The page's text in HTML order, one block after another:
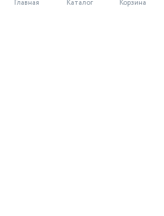
Главная Каталог Корзина
2026 © Интернет-магазин